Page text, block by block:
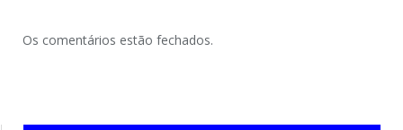
Os comentários estão fechados.